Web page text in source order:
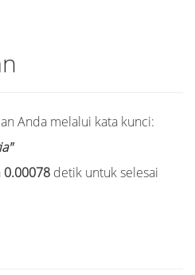
Anda melalui kata kunci:
0.00078 detik untuk selesai